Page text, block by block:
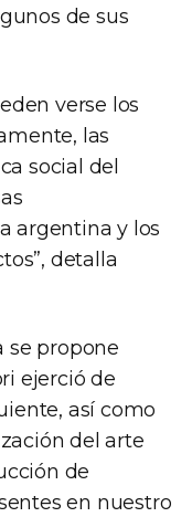
de sus
verse los
las
social del
argentina y los
detalla
se propone
ejerció de
así como
del arte
de
en nuestro